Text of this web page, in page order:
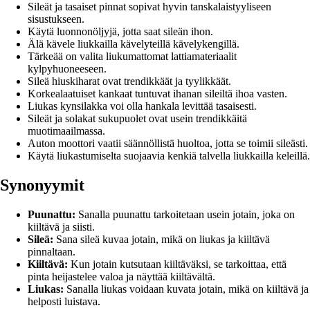
Sileät ja tasaiset pinnat sopivat hyvin tanskalaistyyliseen
sisustukseen.
Käytä luonnonöljyjä, jotta saat sileän ihon.
Älä kävele liukkailla kävelyteillä kävelykengillä.
Tärkeää on valita liukumattomat lattiamateriaalit
kylpyhuoneeseen.
Sileä hiuskiharat ovat trendikkäät ja tyylikkäät.
Korkealaatuiset kankaat tuntuvat ihanan sileiltä ihoa vasten.
Liukas kynsilakka voi olla hankala levittää tasaisesti.
Sileät ja solakat sukupuolet ovat usein trendikkäitä
muotimaailmassa.
Auton moottori vaatii säännöllistä huoltoa, jotta se toimii sileästi.
Käytä liukastumiselta suojaavia kenkiä talvella liukkailla keleillä.
Synonyymit
Puunattu: Sanalla puunattu tarkoitetaan usein jotain, joka on
kiiltävä ja siisti.
Sileä: Sana sileä kuvaa jotain, mikä on liukas ja kiiltävä
pinnaltaan.
Kiiltävä: Kun jotain kutsutaan kiiltäväksi, se tarkoittaa, että
pinta heijastelee valoa ja näyttää kiiltävältä.
Liukas: Sanalla liukas voidaan kuvata jotain, mikä on kiiltävä ja
helposti luistava.